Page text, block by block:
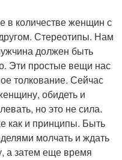
в количестве женщин с
Стереотипы. Нам
должен быть
Эти простые вещи нас
толкование. Сейчас
обидеть и
но это не сила.
как и принципы. Быть
молчать и ждать
а затем еще время